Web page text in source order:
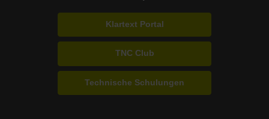
Klartext Portal
TNC Club
Technische Schulungen